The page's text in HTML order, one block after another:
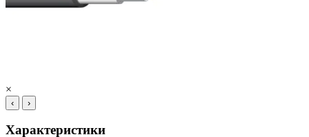
×
‹ ›
Характеристики